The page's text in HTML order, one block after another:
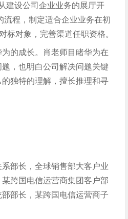
建设公司企业业务的展厅开
流程，制定适合企业业务在初
标对象，完善渠道任职资格。
的成长。肖老师目睹华为在
，也明白公司解决问题关键
独特的理解，擅长推理和寻
部长，全球销售部大客户业
跨国电信运营商集团客户部
部长，某跨国电信运营商子